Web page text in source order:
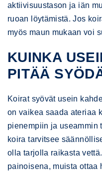
aktiivisuustason ja iän
ruoan löytämistä. Jos
myös maun mukaan voi
KUINKA
PITÄÄ
Koirat syövät usein
on vaikea saada ateriaa
pienempiin ja useammin
koira tarvitsee
olla tarjolla raikasta
painoisena, muista ottaa